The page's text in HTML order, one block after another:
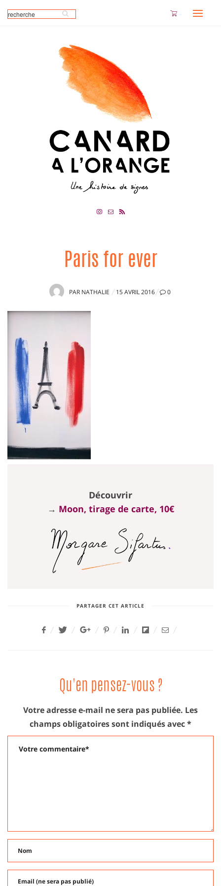
Paris for ever
PAR NATHALIE
PUBLIÉ
15 AVRIL 2016 0
Découvrir
→ Moon, tirage de carte, 10€
PARTAGER CET ARTICLE
Qu'en pensez-vous ?
Votre adresse e-mail ne sera pas publiée. Les
champs obligatoires sont indiqués avec*